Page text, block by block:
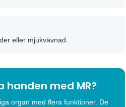
eller mjukvävnad.
handen med MR?
organ med flera funktioner. De